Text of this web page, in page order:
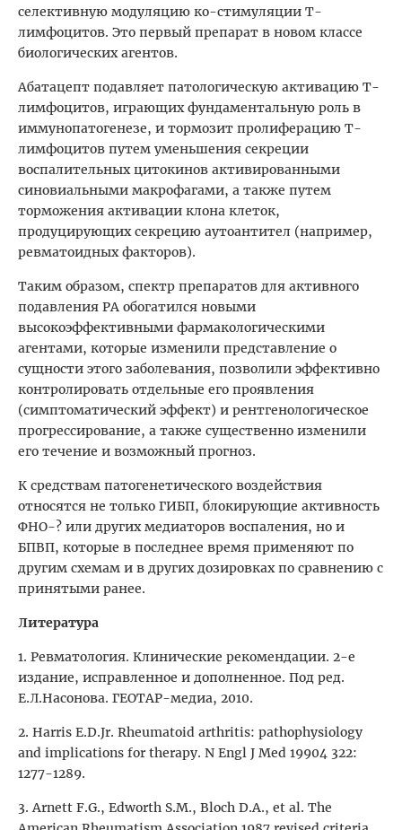
селективную модуляцию ко-стимуляции T-
лимфоцитов. Это первый препарат в новом классе
биологических агентов.
Абатацепт подавляет патологическую активацию Т-
лимфоцитов, играющих фундаментальную роль в
иммунопатогенезе, и тормозит пролиферацию Т-
лимфоцитов путем уменьшения секреции
воспалительных цитокинов активированными
синовиальными макрофагами, а также путем
торможения активации клона клеток,
продуцирующих секрецию аутоантител (например,
ревматоидных факторов).
Таким образом, спектр препаратов для активного
подавления РА обогатился новыми
высокоэффективными фармакологическими
агентами, которые изменили представление о
сущности этого заболевания, позволили эффективно
контролировать отдельные его проявления
(симптоматический эффект) и рентгенологическое
прогрессирование, а также существенно изменили
его течение и возможный прогноз.
К средствам патогенетического воздействия
относятся не только ГИБП, блокирующие активность
ФНО-? или других медиаторов воспаления, но и
БПВП, которые в последнее время применяют по
другим схемам и в других дозировках по сравнению с
принятыми ранее.
Литература
1. Ревматология. Клинические рекомендации. 2-е
издание, исправленное и дополненное. Под ред.
Е.Л.Насонова. ГЕОТАР-медиа, 2010.
2. Нarris E.D.Jr. Rheumatoid arthritis: pathophysiology
and implications for therapy. N Engl J Med 19904 322:
1277-1289.
3. Arnett F.G., Edworth S.M., Bloch D.A., et al. The